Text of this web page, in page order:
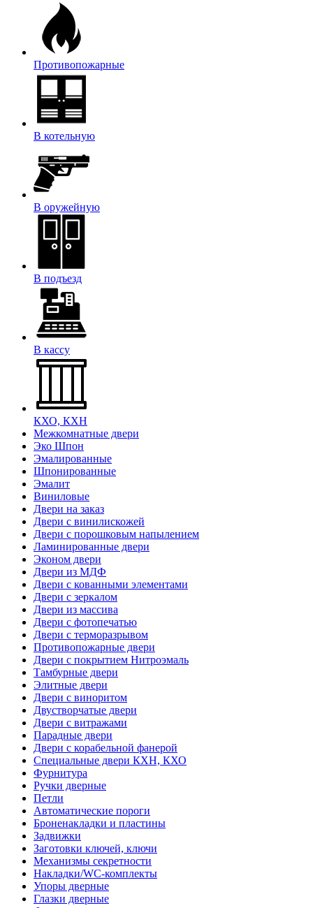
Противопожарные
В котельную
В оружейную
В подъезд
В кассу
КХО, КХН
Межкомнатные двери
Эко Шпон
Эмалированные
Шпонированные
Эмалит
Виниловые
Двери на заказ
Двери с винилискожей
Двери с порошковым напылением
Ламинированные двери
Эконом двери
Двери из МДФ
Двери с кованными элементами
Двери с зеркалом
Двери из массива
Двери с фотопечатью
Двери с терморазрывом
Противопожарные двери
Двери с покрытием Нитроэмаль
Тамбурные двери
Элитные двери
Двери с виноритом
Двустворчатые двери
Двери с витражами
Парадные двери
Двери с корабельной фанерой
Специальные двери КХН, КХО
Фурнитура
Ручки дверные
Петли
Автоматические пороги
Броненакладки и пластины
Задвижки
Заготовки ключей, ключи
Механизмы секретности
Накладки/WC-комплекты
Упоры дверные
Глазки дверные